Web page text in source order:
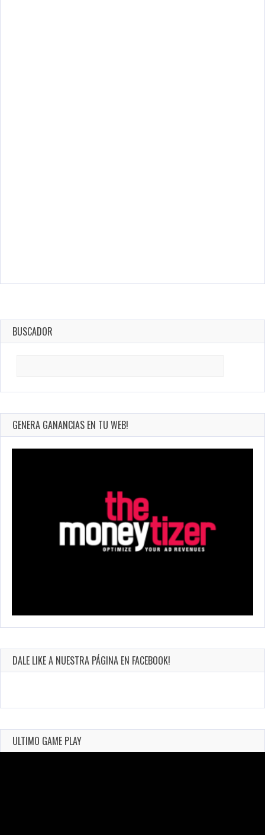
BUSCADOR
GENERA GANANCIAS EN TU WEB!
DALE LIKE A NUESTRA PÁGINA EN FACEBOOK!
ULTIMO GAME PLAY